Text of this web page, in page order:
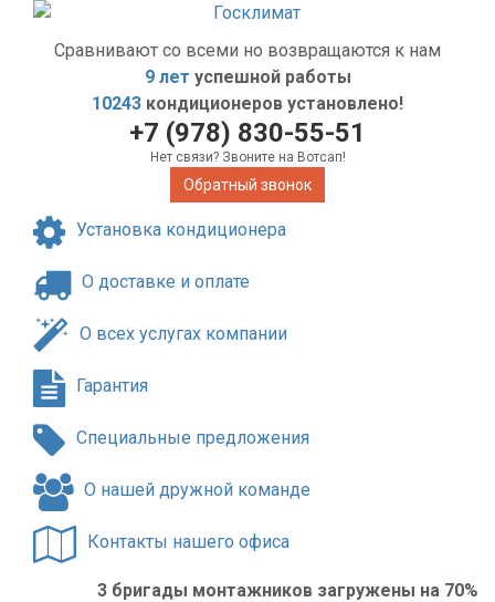
Сравнивают со всеми но возвращаются к нам
9 лет успешной работы
10243 кондиционеров установлено!
+7 (978) 830-55-51
Нет связи? Звоните на Вотсап!
Обратный звонок
Установка кондиционера
О доставке и оплате
О всех услугах компании
Гарантия
Специальные предложения
О нашей дружной команде
Контакты нашего офиса
3 бригады монтажников загружены на 70%